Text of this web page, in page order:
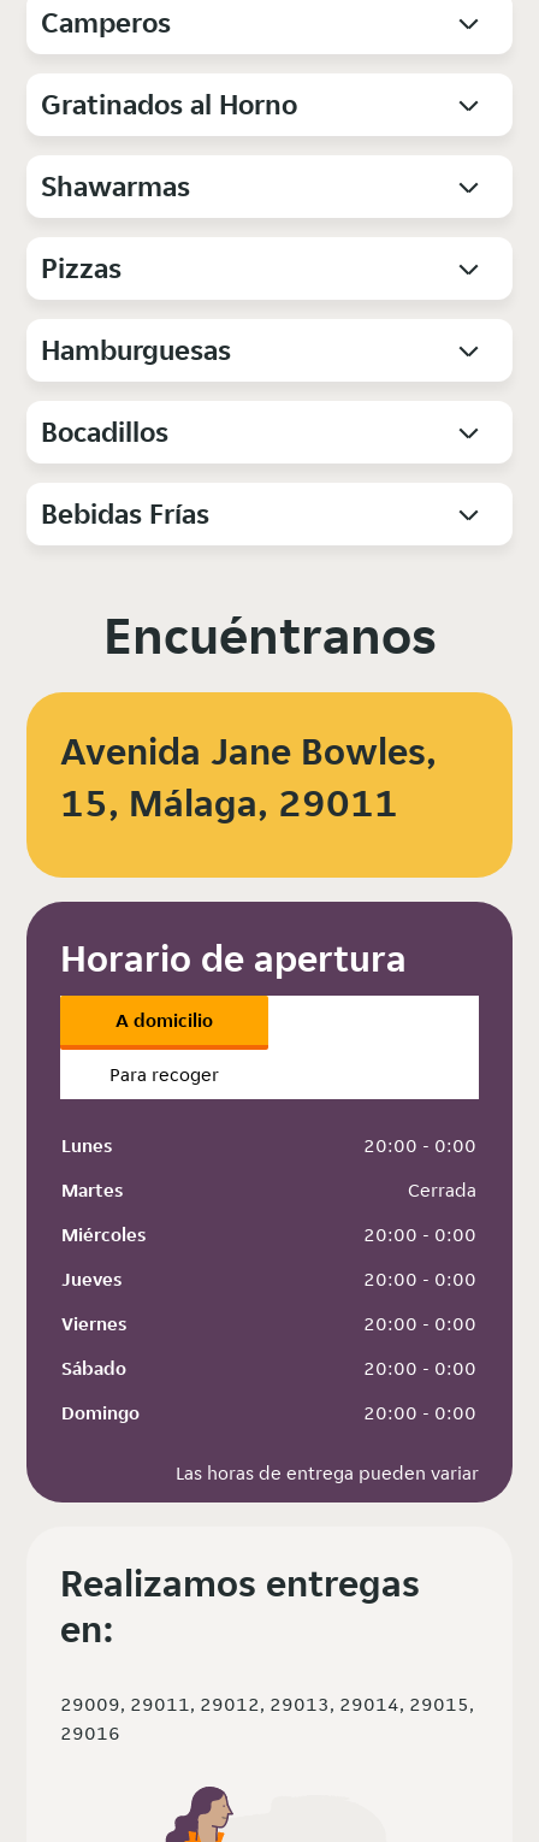
Camperos
Gratinados al Horno
Shawarmas
Pizzas
Hamburguesas
Bocadillos
Bebidas Frías
Encuéntranos
Avenida Jane Bowles,
15, Málaga, 29011
Horario de apertura
A domicilio
Para recoger
Lunes
20:00 - 0:00
Martes
Cerrada
Miércoles
20:00 - 0:00
Jueves
20:00 - 0:00
Viernes
20:00 - 0:00
Sábado
20:00 - 0:00
Domingo
20:00 - 0:00
Las horas de entrega pueden variar
Realizamos entregas
en:
29009, 29011, 29012, 29013, 29014, 29015,
29016